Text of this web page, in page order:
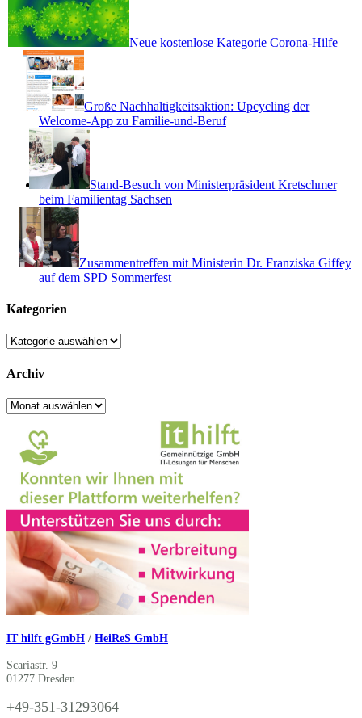
Neue kostenlose Kategorie Corona-Hilfe
Große Nachhaltigkeitsaktion: Upcycling der
Welcome-App zu Familie-und-Beruf
Stand-Besuch von Ministerpräsident Kretschmer
beim Familientag Sachsen
Zusammentreffen mit Ministerin Dr. Franziska Giffey
auf dem SPD Sommerfest
Kategorien
Kategorien
Archiv
Archiv
IT hilft gGmbH / HeiReS GmbH
Scariastr. 9
01277 Dresden
+49-351-31293064